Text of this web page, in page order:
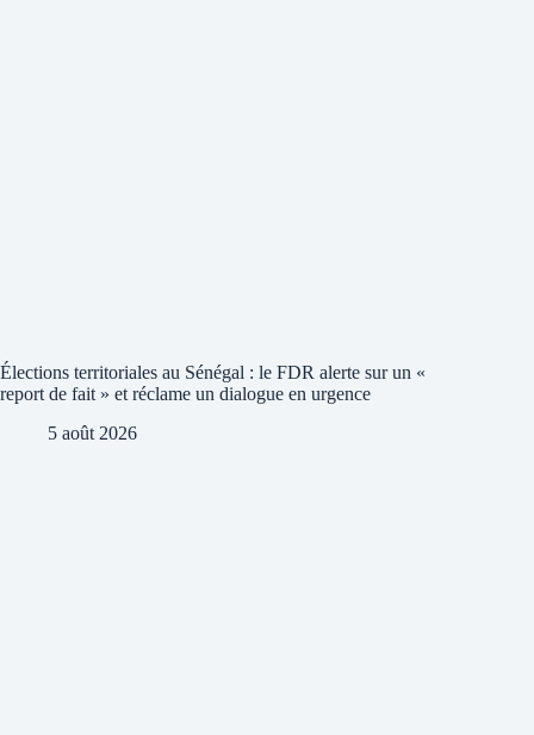
Élections territoriales au Sénégal : le FDR alerte sur un «
report de fait » et réclame un dialogue en urgence
5 août 2026